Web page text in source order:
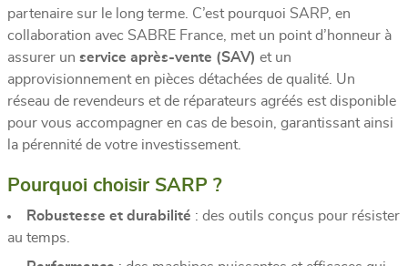
partenaire sur le long terme. C’est pourquoi SARP, en
collaboration avec SABRE France, met un point d’honneur à
assurer un service après-vente (SAV) et un
approvisionnement en pièces détachées de qualité. Un
réseau de revendeurs et de réparateurs agréés est disponible
pour vous accompagner en cas de besoin, garantissant ainsi
la pérennité de votre investissement.
Pourquoi choisir SARP ?
Robustesse et durabilité : des outils conçus pour résister
au temps.